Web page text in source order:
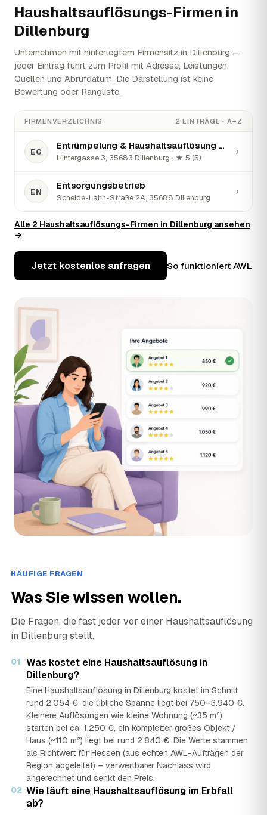
Haushaltsauflösungs-Firmen in
Dillenburg
Unternehmen mit hinterlegtem Firmensitz in Dillenburg —
jeder Eintrag führt zum Profil mit Adresse, Leistungen,
Quellen und Abrufdatum. Die Darstellung ist keine
Bewertung oder Rangliste.
FIRMENVERZEICHNIS 2 EINTRÄGE · A–Z
EG
Entrümpelung & Haushaltsauflösung GORILLA
Hintergasse 3, 35683 Dillenburg · ★ 5 (5)
›
EN
Entsorgungsbetrieb
Schelde-Lahn-Straße 2A, 35688 Dillenburg
›
Alle 2 Haushaltsauflösungs-Firmen in Dillenburg ansehen
→
Jetzt kostenlos anfragen So funktioniert AWL
HÄUFIGE FRAGEN
Was Sie wissen wollen.
Die Fragen, die fast jeder vor einer Haushaltsauflösung
in Dillenburg stellt.
01 Was kostet eine Haushaltsauflösung in
Dillenburg?
Eine Haushaltsauflösung in Dillenburg kostet im Schnitt
rund 2.054 €, die übliche Spanne liegt bei 750–3.940 €.
Kleinere Auflösungen wie kleine Wohnung (~35 m²)
starten bei ca. 1.250 €, ein kompletter großes Objekt /
Haus (~110 m²) liegt bei rund 2.840 €. Die Werte stammen
als Richtwert für Hessen (aus echten AWL-Aufträgen der
Region abgeleitet) – verwertbarer Nachlass wird
angerechnet und senkt den Preis.
02 Wie läuft eine Haushaltsauflösung im Erbfall
ab?